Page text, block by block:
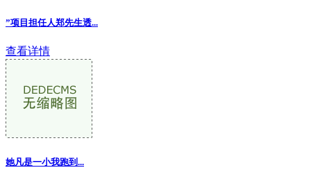
”项目担任人郑先生透...
查看详情
她凡是一小我跑到...